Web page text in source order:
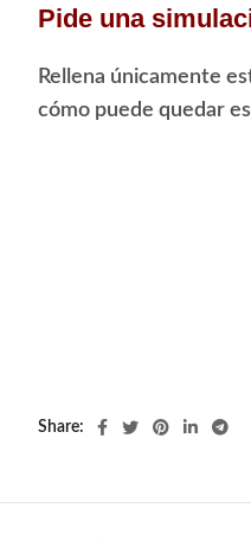
Pide una
Rellena únicamente
cómo puede quedar
Share